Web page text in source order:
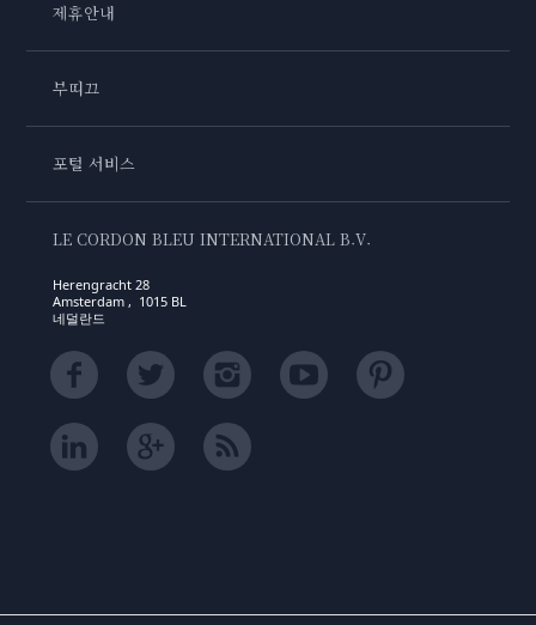
제휴안내
부띠끄
포털 서비스
LE CORDON BLEU INTERNATIONAL B.V.
Herengracht 28
Amsterdam , 1015 BL
네덜란드